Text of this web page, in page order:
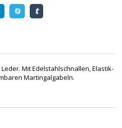
Mit Edelstahlschnallen, Elastik-
Martingalgabeln.